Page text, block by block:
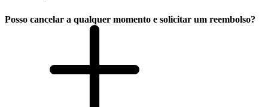
Posso cancelar a qualquer momento e solicitar um reembolso?